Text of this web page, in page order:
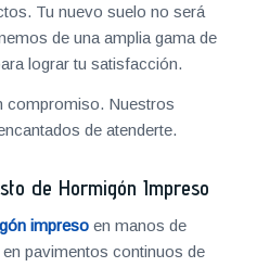
Tu nuevo suelo no será
de una amplia gama de
lograr tu satisfacción.
compromiso. Nuestros
de atenderte.
de Hormigón Impreso
impreso en manos de
pavimentos continuos de